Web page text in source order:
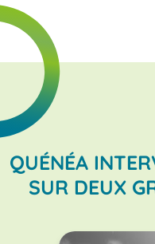
QUÉNÉA
SUR DEUX